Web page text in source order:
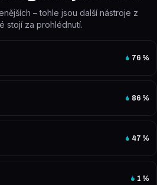
– tohle jsou další nástroje z
stojí za prohlédnutí.
76 %
86 %
47 %
1 %